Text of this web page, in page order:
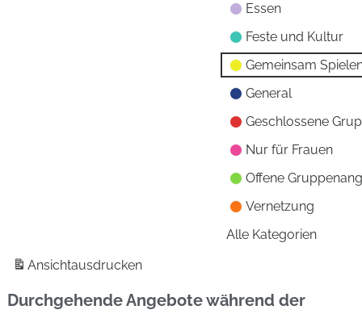
Essen
Feste und Kultur
Gemeinsam
General
Geschlossene
Nur für Frauen
Offene
Vernetzung
Alle Kategorien
Ansichtausdrucken
Durchgehende Angebote während der